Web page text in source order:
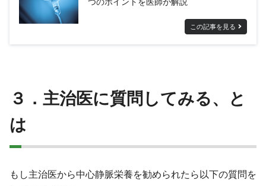
この記事を見る
３．主治医に質問してみる、と
は
もし主治医から中心静脈栄養を勧められたら以下の質問を